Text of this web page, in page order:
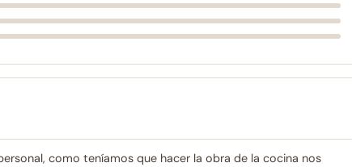
como teníamos que hacer la obra de la cocina nos